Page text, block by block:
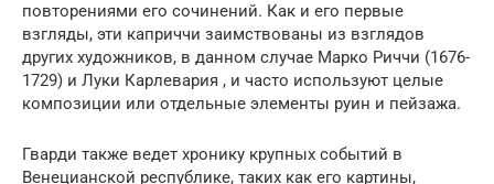
повторениями его сочинений. Как и его первые
взгляды, эти каприччи заимствованы из взглядов
других художников, в данном случае Марко Риччи (1676-
1729) и Луки Карлевария , и часто используют целые
композиции или отдельные элементы руин и пейзажа.
Гварди также ведет хронику крупных событий в
Венецианской республике, таких как его картины,